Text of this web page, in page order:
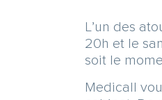
L’un des
20h et le
soit le
Medicall